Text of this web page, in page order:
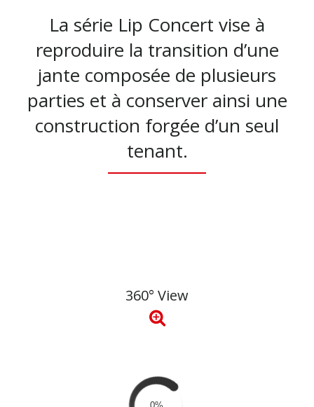
La série Lip Concert vise à
reproduire la transition d’une
jante composée de plusieurs
parties et à conserver ainsi une
construction forgée d’un seul
tenant.
360° View